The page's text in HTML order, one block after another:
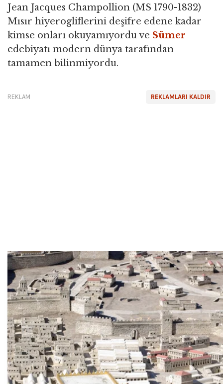
Jean Jacques Champollion (MS 1790-1832)
Mısır hiyerogliflerini deşifre edene kadar
kimse onları okuyamıyordu ve Sümer
edebiyatı modern dünya tarafından
tamamen bilinmiyordu.
REKLAMLARI KALDIR
REKLAM